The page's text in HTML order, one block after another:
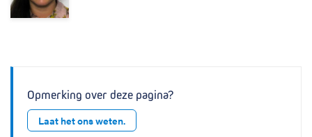
Opmerking over deze pagina?
Laat het ons weten.